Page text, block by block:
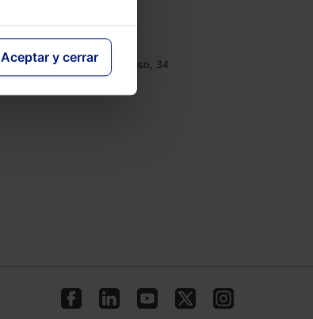
Aceptar y cerrar
Tel.: 91 210 80 00
clientes@lefebvre.es
Monasterios de Suso y Yuso, 34